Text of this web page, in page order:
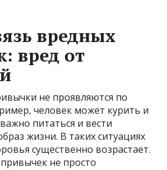
вредных
вред от
не проявляются по
человек может курить и
питаться и вести
жизни. В таких ситуациях
существенно возрастает.
не просто